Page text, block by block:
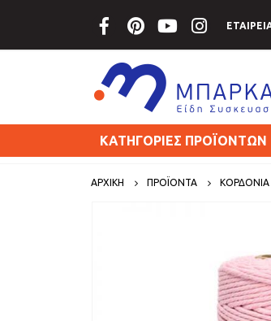
ΚΑΤΗΓΟΡΙΕΣ ΠΡΟΪΟΝΤΩΝ
ΑΡΧΙΚΗ ΠΡΟΪΟΝΤΑ